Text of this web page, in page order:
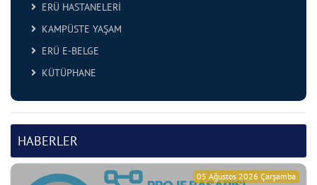
ERÜ HASTANELERİ
KAMPÜSTE YAŞAM
ERÜ E-BELGE
KÜTÜPHANE
HABERLER
05 Ağustos 2026 Çarşamba